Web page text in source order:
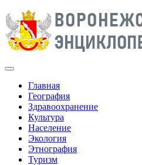
Главная
География
Здравоохранение
Культура
Население
Экология
Этнография
Туризм